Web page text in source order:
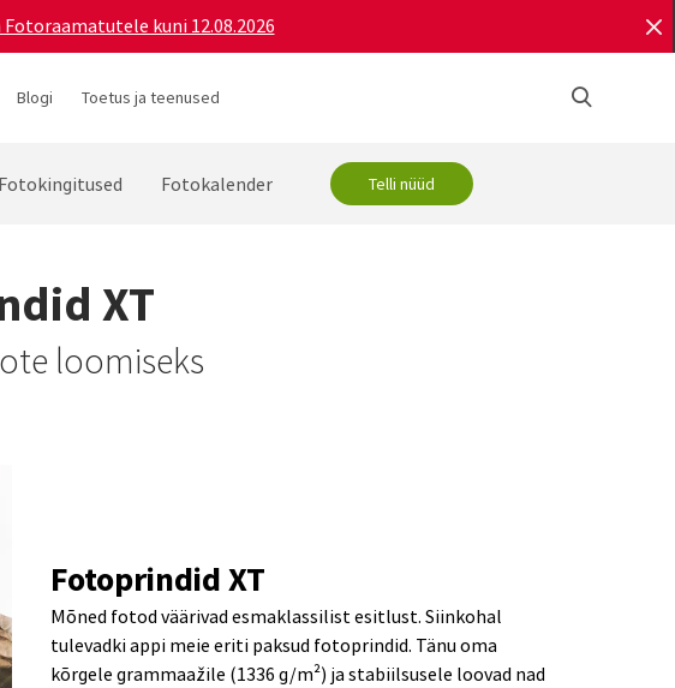
kuni 12.08.2026
Blogi Toetus ja teenused
Fotokingitused Fotokalender Telli nüüd
XT
loomiseks
Fotoprindid XT
Mõned fotod väärivad esmaklassilist esitlust. Siinkohal
tulevadki appi meie eriti paksud fotoprindid. Tänu oma
kõrgele grammaažile (1336 g/m²) ja stabiilsusele loovad nad